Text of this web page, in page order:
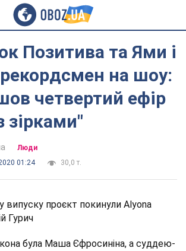
Позитива та Ями і
на шоу:
четвертий ефір
зірками"
Люди
01:24
30,0 т.
випуску проєкт покинули Alyona
Гурич
була Маша Єфросиніна, а суддею-